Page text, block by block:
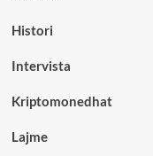
Histori
Intervista
Kriptomonedhat
Lajme